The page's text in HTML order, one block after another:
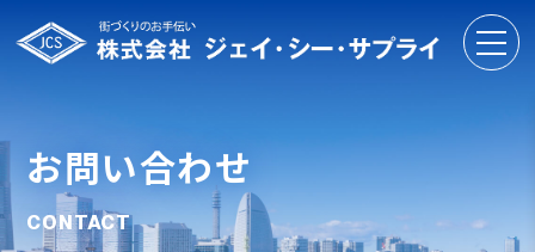
お問い合わせ
CONTACT